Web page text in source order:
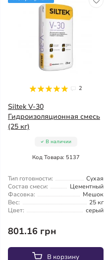
2
Siltek V-30
Гидроизоляционная смесь
(25 кг)
В наличии
Код Товара: 5137
Тип готовности:
Сухая
Состав смеси:
Цементный
Фасовка:
Мешок
Вес:
25 кг
Цвет:
серый
801.16 грн
В корзину